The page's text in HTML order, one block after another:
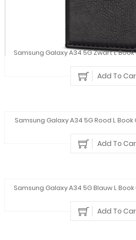
Samsung Galaxy A34 5G Zwart L
Add To
Samsung Galaxy A34 5G Rood L
Add To
Samsung Galaxy A34 5G Blauw L
Add To